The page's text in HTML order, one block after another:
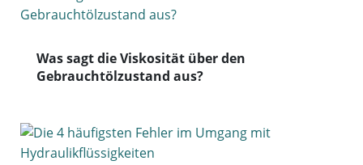
Was sagt die Viskosität über den
Gebrauchtölzustand aus?